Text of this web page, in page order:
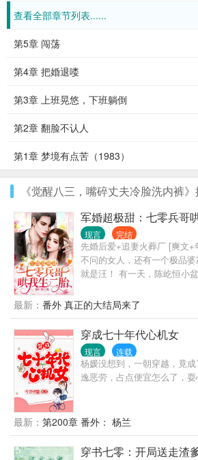
查看全部章节列表......
第5章 闯荡
第4章 把婚退喽
第3章 上班晃悠，下班躺倒
第2章 翻脸不认人
第1章 梦境有点苦（1983）
《觉醒八三，嘴碎丈夫冷脸洗内裤
军婚超极甜：七零兵哥
现言 完结
先婚后爱+追妻火葬厂 [爽文
不问的女人，还有一个极品
就是汪！ 有一天，陈屹恒小
最新： 番外 真正的大结局来了
穿成七十年代心机女
现言 连载
杨媛没想到，一朝穿越，竟
逸恶劳，占点便宜怎么了，
最新： 第200章 番外： 杨兰
穿书七零：开局送走渣